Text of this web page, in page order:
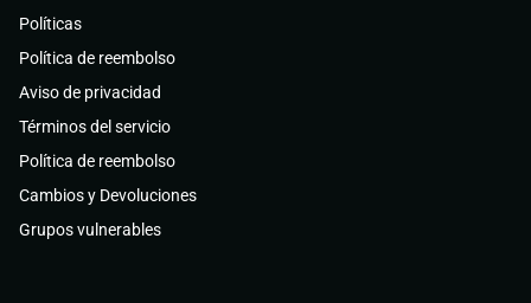
Políticas
Política de reembolso
Aviso de privacidad
Términos del servicio
Política de reembolso
Cambios y Devoluciones
Grupos vulnerables